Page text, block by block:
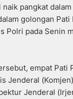
pangkat dalam
golongan
Polri pada Senin
empat Pati
Jenderal
Jenderal